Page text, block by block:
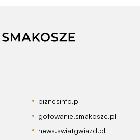
biznesinfo.pl
gotowanie.smakosze.pl
news.swiatgwiazd.pl